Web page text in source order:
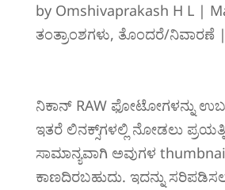
by Omshivaprakash H L|
ತಂತ್ರಾಂಶಗಳು, ತೊಂದರೆ/ನಿವಾರಣೆ |
ನಿಕಾನ್ RAW ಫೋಟೋಗಳ‌ನ್ನು
ಇತರೆ ಲಿನಕ್ಸ್‌‌ಗಳಲ್ಲಿ ನೋಡಲು
ಸಾಮಾನ್ಯವಾಗಿ ಅವುಗಳ
ಕಾಣದಿರಬಹುದು. ಇದನ್ನು